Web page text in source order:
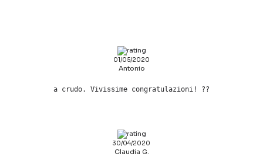
01/05/2020
Antonio
a crudo. Vivissime congratulazioni! ??
30/04/2020
Claudia G.